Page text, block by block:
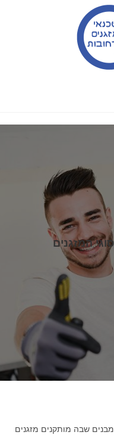
המזגנים
שבה מותקנים מזגנים